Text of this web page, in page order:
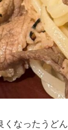
くなったうどん